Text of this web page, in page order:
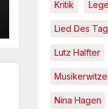
Kritik
Lied Des
Lutz Halfter
Musikerwitze
Nina Hagen